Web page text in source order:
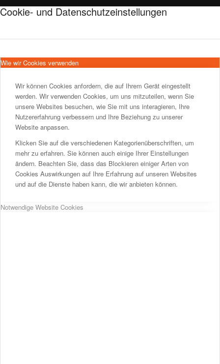
Cookie- und Datenschutzeinstellungen
Wie wir Cookies verwenden
Wir können Cookies anfordern, die auf Ihrem Gerät eingestellt
werden. Wir verwenden Cookies, um uns mitzuteilen, wenn Sie
unsere Websites besuchen, wie Sie mit uns interagieren, Ihre
Nutzererfahrung verbessern und Ihre Beziehung zu unserer
Website anpassen.
Klicken Sie auf die verschiedenen Kategorienüberschriften, um
mehr zu erfahren. Sie können auch einige Ihrer Einstellungen
ändern. Beachten Sie, dass das Blockieren einiger Arten von
Cookies Auswirkungen auf Ihre Erfahrung auf unseren Websites
und auf die Dienste haben kann, die wir anbieten können.
Notwendige Website Cookies